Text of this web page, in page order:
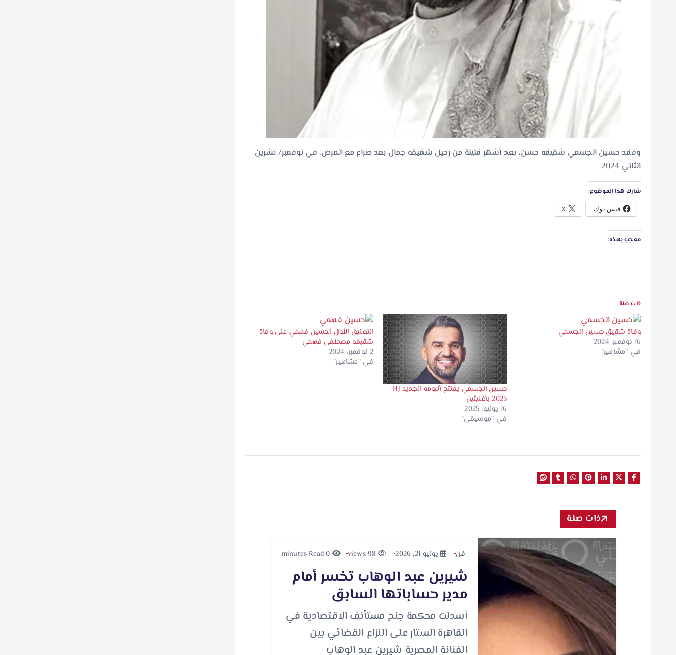
وفقد حسين الجسمي شقيقه حسن، بعد أشهر قليلة من رحيل شقيقه جمال بعد صراع مع المرض، في نوفمبر/ تشرين
الثاني 2024.
شارك هذا الموضوع:
فيس بوك X
معجب بهذه:
ذات صلة
وفاة شقيق حسين الجسمي
16 نوفمبر، 2024
في "مشاهير"
حسين الجسمي يفتتح ألبومه الجديد HJ
2025 بأغنيتَين
16 يوليو، 2025
في "موسيقى"
التعليق الأول لحسين فهمي على وفاة
شقيقه مصطفى فهمي
2 نوفمبر، 2024
في "مشاهير"
ذات صلة
فن يوليو 21, 2026
شيرين عبد الوهاب تخسر أمام
مدير حساباتها السابق
أسدلت محكمة جنح مستأنف الاقتصادية في
القاهرة الستار على النزاع القضائي بين
الفنانة المصرية شيرين عبد الوهاب